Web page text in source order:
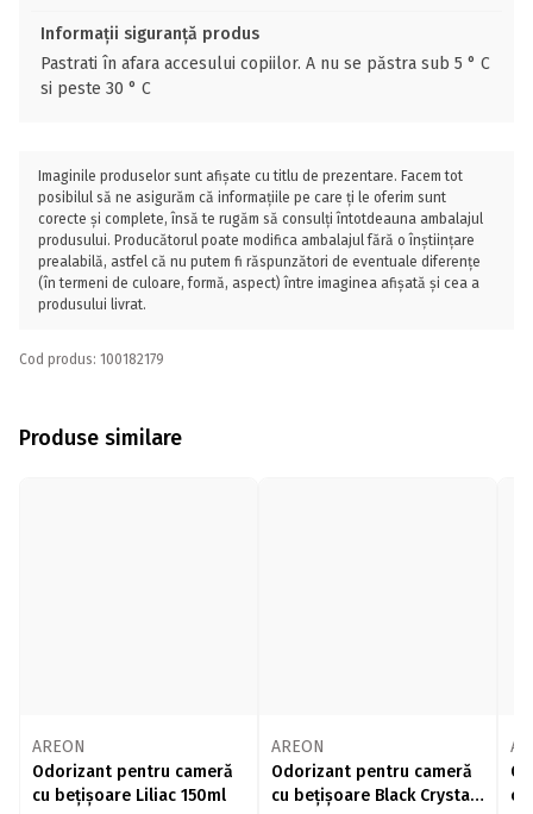
Informații siguranță produs
Pastrati în afara accesului copiilor. A nu se păstra sub 5 ° C
si peste 30 ° C
Imaginile produselor sunt afișate cu titlu de prezentare. Facem tot
posibilul să ne asigurăm că informațiile pe care ți le oferim sunt
corecte și complete, însă te rugăm să consulți întotdeauna ambalajul
produsului. Producătorul poate modifica ambalajul fără o înștiințare
prealabilă, astfel că nu putem fi răspunzători de eventuale diferențe
(în termeni de culoare, formă, aspect) între imaginea afișată și cea a
produsului livrat.
Cod produs: 100182179
Produse similare
AREON
Odorizant pentru cameră
cu bețișoare Liliac 150ml
AREON
Odorizant pentru cameră
cu bețișoare Black Crystal